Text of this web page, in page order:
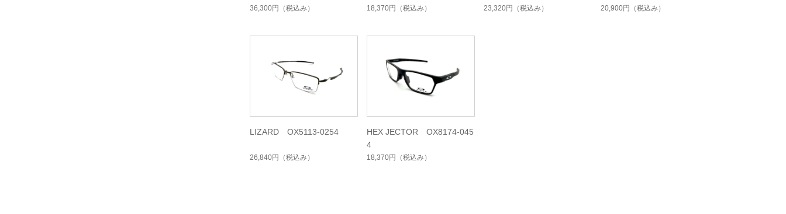
36,300円 （税込み） 18,370円 （税込み） 23,320円 （税込み） 20,900円 （税込み）
LIZARD OX5113-0254
26,840円 （税込み）
HEX JECTOR OX8174-045
4
18,370円 （税込み）